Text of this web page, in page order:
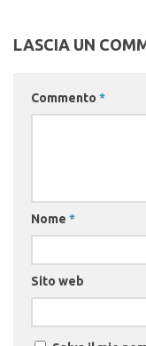
LASCIA UN
Commento *
Nome *
Sito web